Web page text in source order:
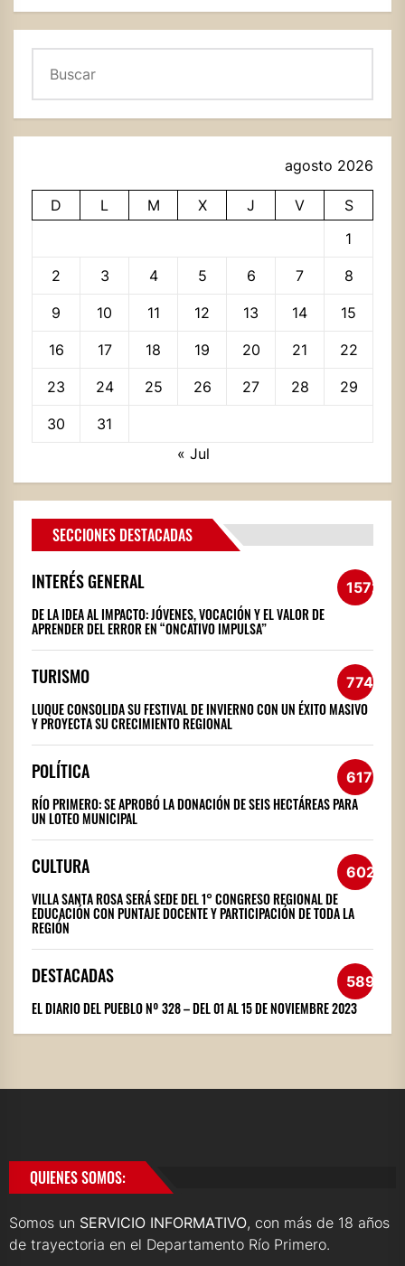
agosto 2026
D L M X J V
S
1
2 3 4 5 6 7 8
9 10 11 12 13 14 15
16 17 18 19 20 21 22
23 24 25 26 27 28 29
30
31
« Jul
SECCIONES DESTACADAS
INTERÉS GENERAL 1572
DE LA IDEA AL IMPACTO: JÓVENES, VOCACIÓN Y EL VALOR DE
APRENDER DEL ERROR EN “ONCATIVO IMPULSA”
TURISMO 774
LUQUE CONSOLIDA SU FESTIVAL DE INVIERNO CON UN ÉXITO MASIVO
Y PROYECTA SU CRECIMIENTO REGIONAL
POLÍTICA 617
RÍO PRIMERO: SE APROBÓ LA DONACIÓN DE SEIS HECTÁREAS PARA
UN LOTEO MUNICIPAL
CULTURA 602
VILLA SANTA ROSA SERÁ SEDE DEL 1° CONGRESO REGIONAL DE
EDUCACIÓN CON PUNTAJE DOCENTE Y PARTICIPACIÓN DE TODA LA
REGIÓN
DESTACADAS 589
EL DIARIO DEL PUEBLO Nº 328 – DEL 01 AL 15 DE NOVIEMBRE 2023
QUIENES SOMOS:
Somos un SERVICIO INFORMATIVO, con más de 18 años
de trayectoria en el Departamento Río Primero.